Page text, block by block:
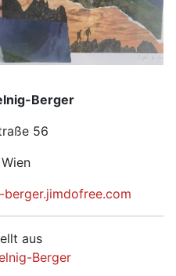
Berger
56
aus
Berger